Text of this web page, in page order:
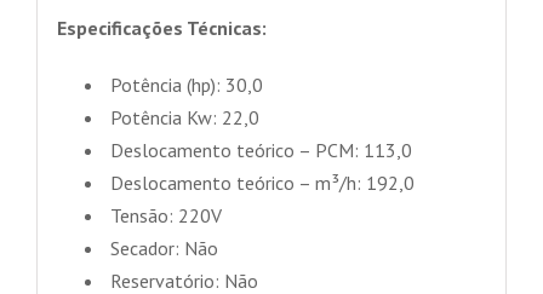
Especificações Técnicas:
Potência (hp): 30,0
Potência Kw: 22,0
Deslocamento teórico – PCM: 113,0
Deslocamento teórico – m³/h: 192,0
Tensão: 220V
Secador: Não
Reservatório: Não